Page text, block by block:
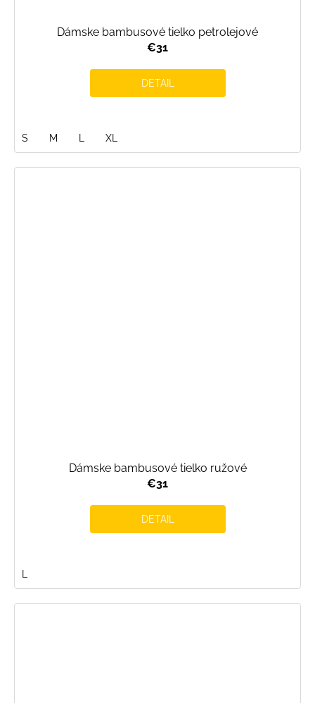
Dámske bambusové tielko petrolejové
€31
DETAIL
S M L XL
Dámske bambusové tielko ružové
€31
DETAIL
L